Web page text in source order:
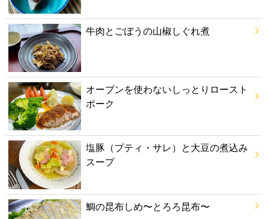
牛肉とごぼうの山椒しぐれ煮
オーブンを使わないしっとりロースト
ポーク
塩豚（プティ・サレ）と大豆の煮込み
スープ
鯛の昆布しめ〜とろろ昆布〜